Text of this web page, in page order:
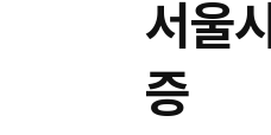
서울
증